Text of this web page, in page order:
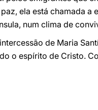
ela está chamada
num clima de
de Maria
o espírito de Cristo.